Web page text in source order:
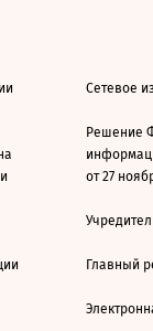
Сетевое
Решение
от 27
Главный